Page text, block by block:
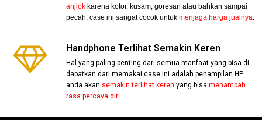
anjlok karena kotor, kusam, goresan atau bahkan sampai
pecah, case ini sangat cocok untukmenjaga harga jualnya.
Handphone Terlihat Semakin Keren
Hal yang paling penting dari semua manfaat yang bisa di
dapatkan dari memakai case ini adalah penampilan HP
anda akan semakin terlihat keren yang bisamenambah
rasa percaya diri.